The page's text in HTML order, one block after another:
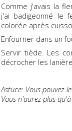
Comme j'avais la
j'ai badigeonné le
colorée après
Enfourner dans un
Servir tiède. Les
décrocher les
Astuce: Vous pouvez
Vous n'aurez plus